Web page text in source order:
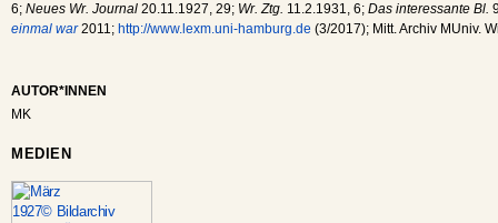
6; Neues Wr. Journal 20.11.1927, 29; Wr. Ztg. 11.2.1931, 6; Das interessante Bl.
einmal war2011; http://www.lexm.uni-hamburg.de (3/2017); Mitt. Archiv MUniv.
AUTOR*INNEN
MK
MEDIEN